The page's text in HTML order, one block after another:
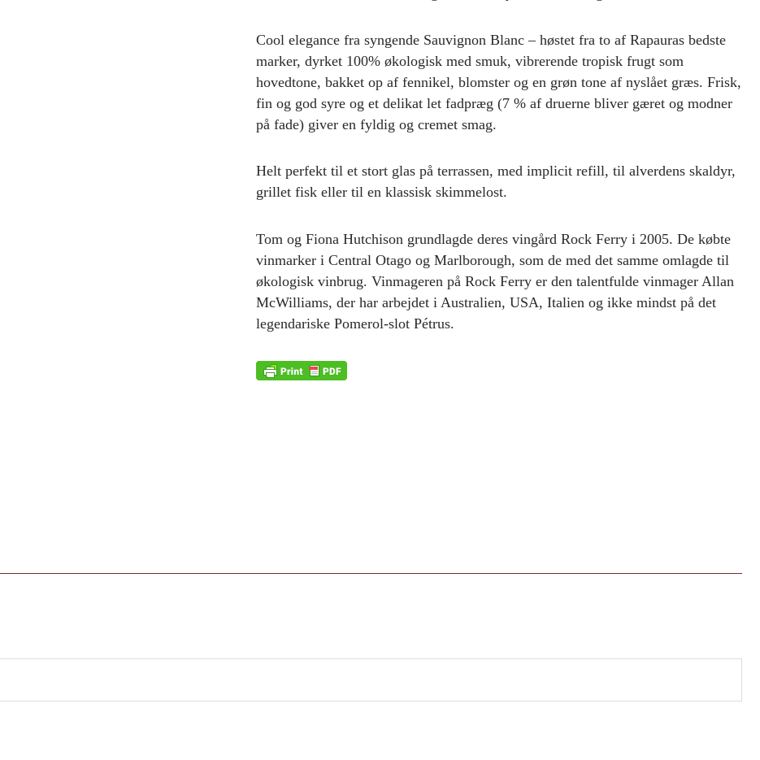
Cool elegance fra syngende Sauvignon Blanc – høstet fra to af Rapauras bedste
marker, dyrket 100% økologisk med smuk, vibrerende tropisk frugt som
hovedtone, bakket op af fennikel, blomster og en grøn tone af nyslået græs. Frisk,
fin og god syre og et delikat let fadpræg (7 % af druerne bliver gæret og modner
på fade) giver en fyldig og cremet smag.
Helt perfekt til et stort glas på terrassen, med implicit refill, til alverdens skaldyr,
grillet fisk eller til en klassisk skimmelost.
Tom og Fiona Hutchison grundlagde deres vingård Rock Ferry i 2005. De købte
vinmarker i Central Otago og Marlborough, som de med det samme omlagde til
økologisk vinbrug. Vinmageren på Rock Ferry er den talentfulde vinmager Allan
McWilliams, der har arbejdet i Australien, USA, Italien og ikke mindst på det
legendariske Pomerol-slot Pétrus.